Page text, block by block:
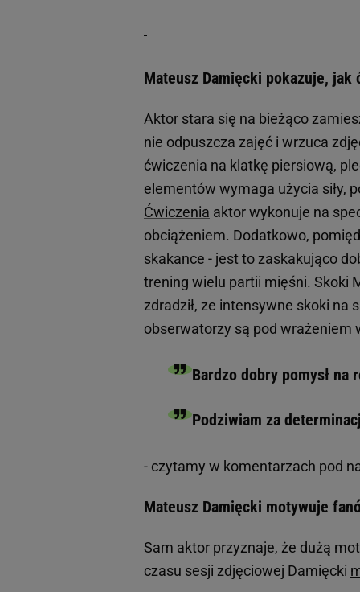
Mateusz Damięcki pokazuje, jak
Aktor stara się na bieżąco
nie odpuszcza zajęć i wrzuca
ćwiczenia na klatkę piersiową,
elementów wymaga użycia siły,
Ćwiczenia aktor wykonuje na
obciążeniem. Dodatkowo,
skakance - jest to zaskakująco
trening wielu partii mięśni. Skoki
zdradził, ze intensywne skoki na
obserwatorzy są pod wrażeniem
Bardzo dobry pomysł na
Podziwiam za
- czytamy w komentarzach pod
Mateusz Damięcki motywuje
Sam aktor przyznaje, że dużą
czasu sesji zdjęciowej Damięcki